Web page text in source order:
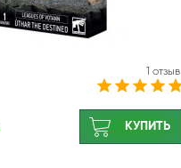
1 отзыв
КУПИТЬ